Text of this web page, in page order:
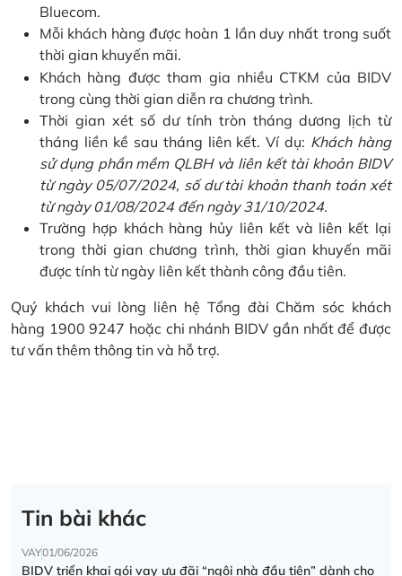
Bluecom.
Mỗi khách hàng được hoàn 1 lần duy nhất trong suốt
thời gian khuyến mãi.
Khách hàng được tham gia nhiều CTKM của BIDV
trong cùng thời gian diễn ra chương trình.
Thời gian xét số dư tính tròn tháng dương lịch từ
tháng liền kề sau tháng liên kết. Ví dụ: Khách hàng
sử dụng phần mềm QLBH và liên kết tài khoản BIDV
từ ngày 05/07/2024, số dư tài khoản thanh toán xét
từ ngày 01/08/2024 đến ngày 31/10/2024.
Trường hợp khách hàng hủy liên kết và liên kết lại
trong thời gian chương trình, thời gian khuyến mãi
được tính từ ngày liên kết thành công đầu tiên.
Quý khách vui lòng liên hệ Tổng đài Chăm sóc khách
hàng 1900 9247 hoặc chi nhánh BIDV gần nhất để được
tư vấn thêm thông tin và hỗ trợ.
Tin bài khác
VAY01/06/2026
BIDV triển khai gói vay ưu đãi “ngôi nhà đầu tiên” dành cho